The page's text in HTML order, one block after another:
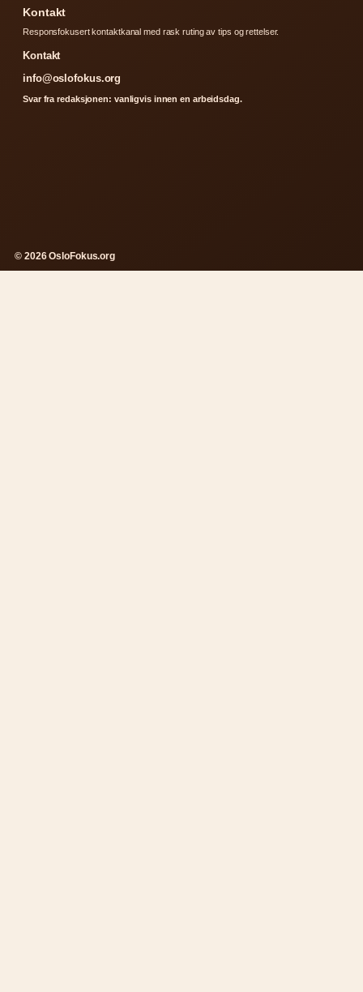
Kontakt
Responsfokusert kontaktkanal med rask ruting av tips og rettelser.
Kontakt
info@oslofokus.org
Svar fra redaksjonen: vanligvis innen en arbeidsdag.
© 2026 OsloFokus.org